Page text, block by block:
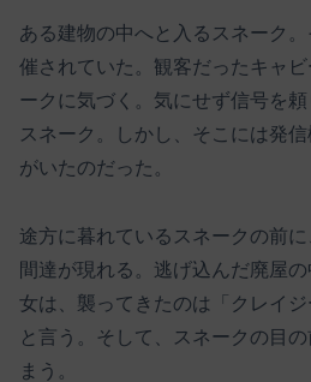
ある建物の中へと入るスネーク
催されていた。観客だったキャ
ークに気づく。気にせず信号を
スネーク。しかし、そこには発
がいたのだった。
途方に暮れているスネークの前
間達が現れる。逃げ込んだ廃屋の
女は、襲ってきたのは「クレイ
と言う。そして、スネークの目
まう。